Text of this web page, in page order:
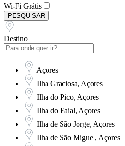
Wi-Fi Grátis
PESQUISAR
Destino
Açores
Ilha Graciosa, Açores
Ilha do Pico, Açores
Ilha do Faial, Açores
Ilha de São Jorge, Açores
Ilha de São Miguel, Açores